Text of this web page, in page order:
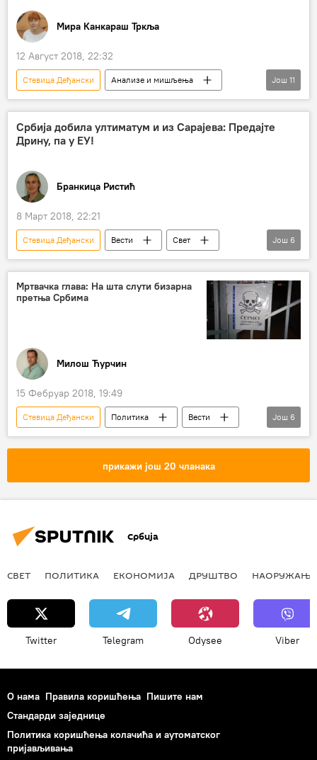
међународно право
Запад
Мира Канкараш Тркља
12 Август 2018, 22:32
Стевица Деђански
Анализе и мишљења
Коментари и Аналитика
Жан-Клод Јункер
Драгомир Анђелковић
јачање
мигрантска криза
избори за Европски парламент
Још 11
Србија добила ултиматум и из Сарајева: Предајте
Дрину, па у ЕУ!
Бранкица Ристић
8 Март 2018, 22:21
Стевица Деђански Вести
Свет
Бојан Милисављевић
уцена
арбитража
Бакир Изетбеговић
Регион
Још 6
Мртвачка глава: На шта слути бизарна
претња Србима
Милош Ћурчин
15 Фебруар 2018, 19:49
Стевица Деђански Политика
Вести
Србија
претња
амбасада
Босна и Херцеговина (БиХ)
Још 6
прикажи још 20 чланака
Србија
СВЕТ ПОЛИТИКА ЕКОНОМИЈА ДРУШТВО НАОРУЖАЊЕ
Twitter Telegram Odysee Viber
О нама Правила коришћења Пишите нам
Стандарди заједнице
Политика коришћења колачића и аутоматског
пријављивања